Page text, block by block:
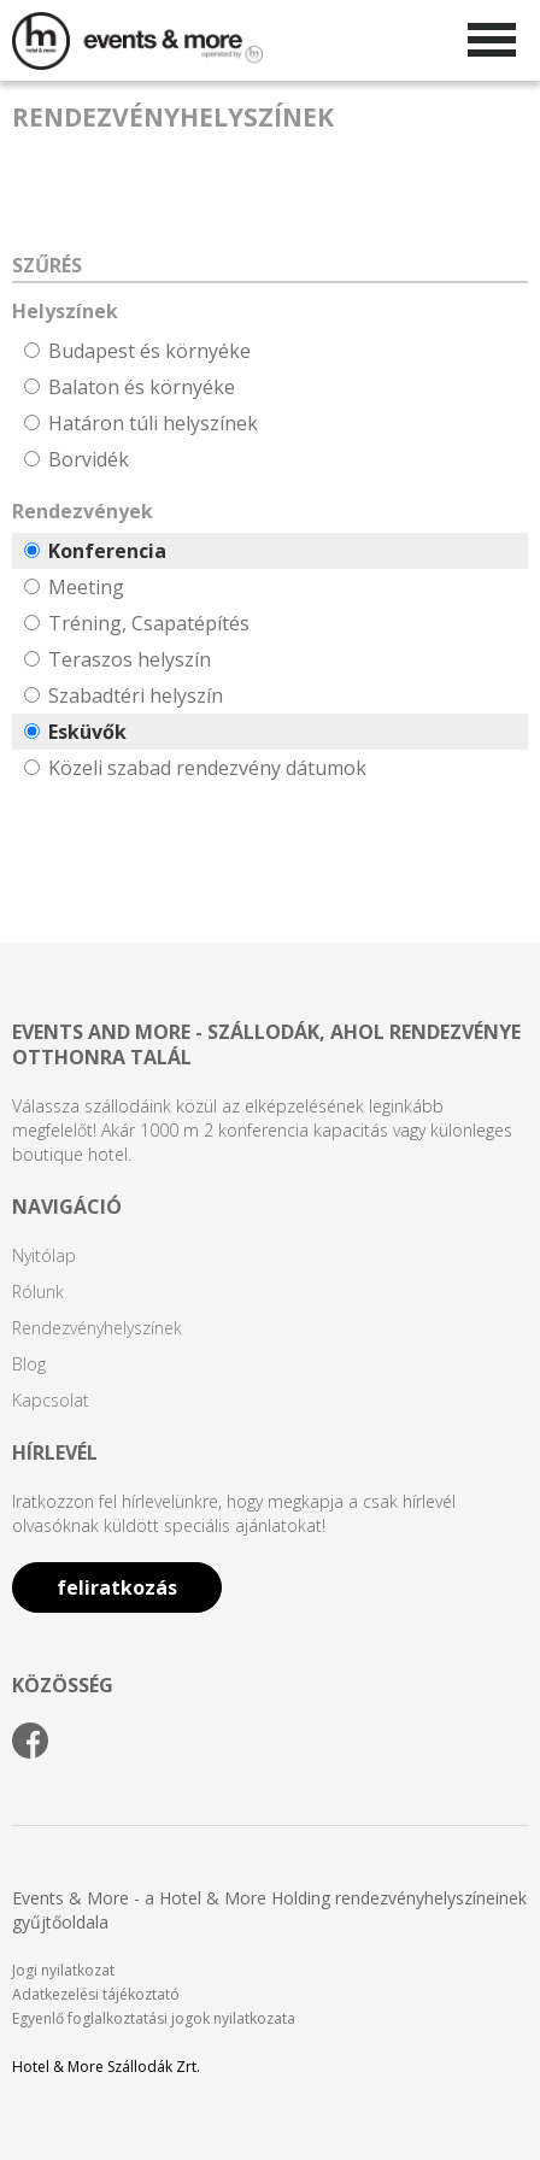
RENDEZVÉNYHELYSZÍNEK
SZŰRÉS
Helyszínek
Budapest és környéke
Balaton és környéke
Határon túli helyszínek
Borvidék
Rendezvények
Konferencia
Meeting
Tréning, Csapatépítés
Teraszos helyszín
Szabadtéri helyszín
Esküvők
Közeli szabad rendezvény dátumok
EVENTS AND MORE - SZÁLLODÁK, AHOL RENDEZVÉNYE
OTTHONRA TALÁL
Válassza szállodáink közül az elképzelésének leginkább
megfelelőt! Akár 1000 m 2 konferencia kapacitás vagy különleges
boutique hotel.
NAVIGÁCIÓ
Nyitólap
Rólunk
Rendezvényhelyszínek
Blog
Kapcsolat
HÍRLEVÉL
Iratkozzon fel hírlevelünkre, hogy megkapja a csak hírlevél
olvasóknak küldött speciális ajánlatokat!
feliratkozás
KÖZÖSSÉG
Events & More - a Hotel & More Holding rendezvényhelyszíneinek
gyűjtőoldala
Jogi nyilatkozat
Adatkezelési tájékoztató
Egyenlő foglalkoztatási jogok nyilatkozata
Hotel & More Szállodák Zrt.